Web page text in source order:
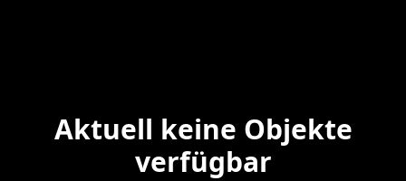
Aktuell keine Objekte
verfügbar